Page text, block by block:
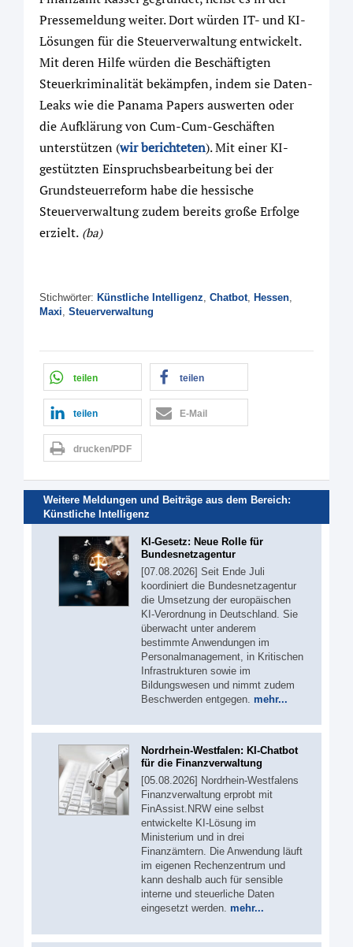
Pressemeldung weiter. Dort würden IT- und KI-
Lösungen für die Steuerverwaltung entwickelt.
Mit deren Hilfe würden die Beschäftigten
Steuerkriminalität bekämpfen, indem sie Daten-
Leaks wie die Panama Papers auswerten oder
die Aufklärung von Cum-Cum-Geschäften
unterstützen (wir berichteten). Mit einer KI-
gestützten Einspruchsbearbeitung bei der
Grundsteuerreform habe die hessische
Steuerverwaltung zudem bereits große Erfolge
erzielt. (ba)
Stichwörter: Künstliche Intelligenz, Chatbot, Hessen,
Maxi, Steuerverwaltung
teilen teilen
teilen E-Mail
drucken/PDF
Weitere Meldungen und Beiträge aus dem Bereich:
Künstliche Intelligenz
KI-Gesetz: Neue Rolle für
Bundesnetzagentur
[07.08.2026] Seit Ende Juli
koordiniert die Bundesnetzagentur
die Umsetzung der europäischen
KI-Verordnung in Deutschland. Sie
überwacht unter anderem
bestimmte Anwendungen im
Personalmanagement, in Kritischen
Infrastrukturen sowie im
Bildungswesen und nimmt zudem
Beschwerden entgegen. mehr...
Nordrhein-Westfalen: KI-Chatbot
für die Finanzverwaltung
[05.08.2026] Nordrhein-Westfalens
Finanzverwaltung erprobt mit
FinAssist.NRW eine selbst
entwickelte KI-Lösung im
Ministerium und in drei
Finanzämtern. Die Anwendung läuft
im eigenen Rechenzentrum und
kann deshalb auch für sensible
interne und steuerliche Daten
eingesetzt werden. mehr...